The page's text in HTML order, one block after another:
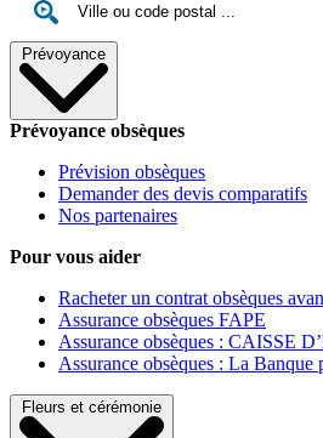
Prévoyance
Prévoyance obsèques
Prévision obsèques
Demander des devis comparatifs
Nos partenaires
Pour vous aider
Racheter un contrat obsèques
Assurance obsèques FAPE
Assurance obsèques : CAISSE
Assurance obsèques : La Banque
Fleurs et cérémonie